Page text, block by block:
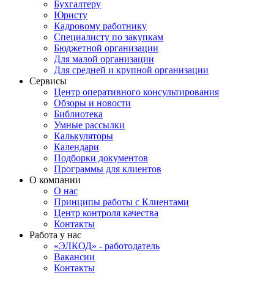
Бухгалтеру
Юристу
Кадровому работнику
Специалисту по закупкам
Бюджетной организации
Для малой организации
Для средней и крупной организации
Сервисы
Центр оперативного консультирования
Обзоры и новости
Библиотека
Умные рассылки
Калькуляторы
Календари
Подборки документов
Программы для клиентов
О компании
О нас
Принципы работы с Клиентами
Центр контроля качества
Контакты
Работа у нас
«ЭЛКОД» - работодатель
Вакансии
Контакты